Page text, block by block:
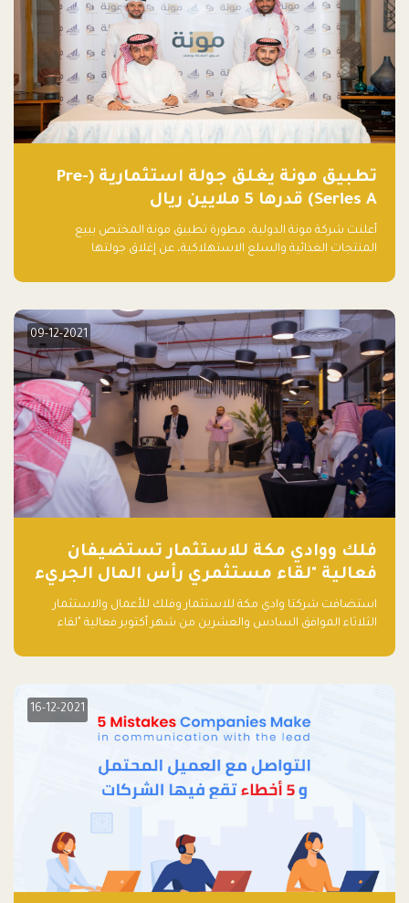
تطبيق مونة يغلق جولة استثمارية (Pre-
Series A) قدرها 5 ملايين ريال
أعلنت شركة مونة الدولية، مطورة تطبيق مونة المختص ببيع
المنتجات الغذائية والسلع الاستهلاكية، عن إغلاق جولتها
دولار أمريكي)، بقيادة شركتي دعم المنشآت المحدودة وتسارع القابضة
09-12-2021
فلك ووادي مكة للاستثمار تستضيفان
فعالية "لقاء مستثمري رأس المال الجريء
في المنطقة"
استضافت شركتا وادي مكة للاستثمار وفلك للأعمال والاستثمار
الثلاثاء الموافق السادس والعشرين من شهر أكتوبر فعالية "لقاء
مشاركاً من أبرز صناديق رأس المال الجريء وممثلي المؤسسات
16-12-2021